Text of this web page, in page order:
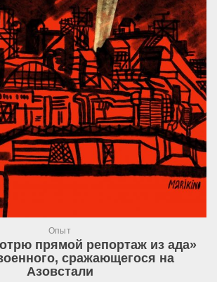
Опыт
прямой репортаж из ада»
сражающегося на
Азовстали